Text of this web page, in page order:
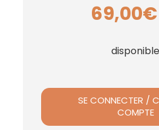
69,00€
disponible
SE CONNECTER /
COMPTE